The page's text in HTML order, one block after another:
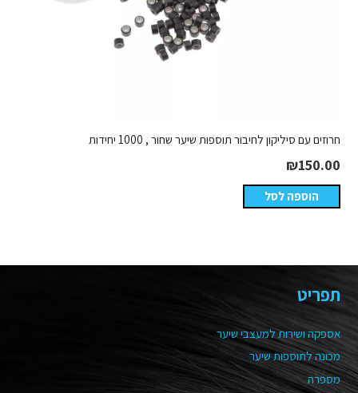
חרוזים עם סיליקון לחיבור תוספות שיער שחור , 1000 יחידות
₪150.00
הוספה לסל
תפריט
אספקה ושירות למעצבי שיער
מכונה לתוספות שיער
מספרה